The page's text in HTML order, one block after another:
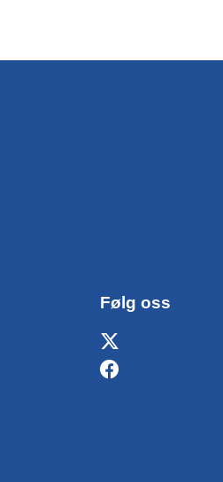
Følg oss